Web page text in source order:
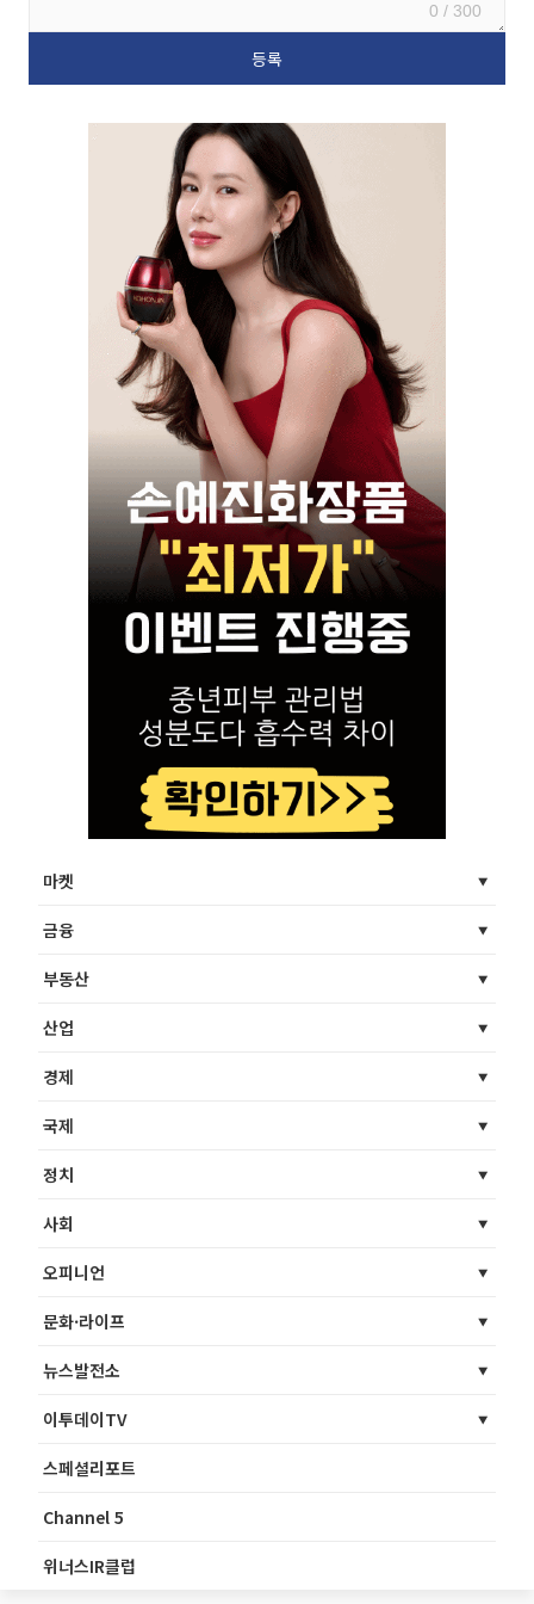
0 / 300
마켓
금융
부동산
산업
경제
국제
정치
사회
오피니언
문화·라이프
뉴스발전소
이투데이TV
스페셜리포트
Channel 5
위너스IR클럽